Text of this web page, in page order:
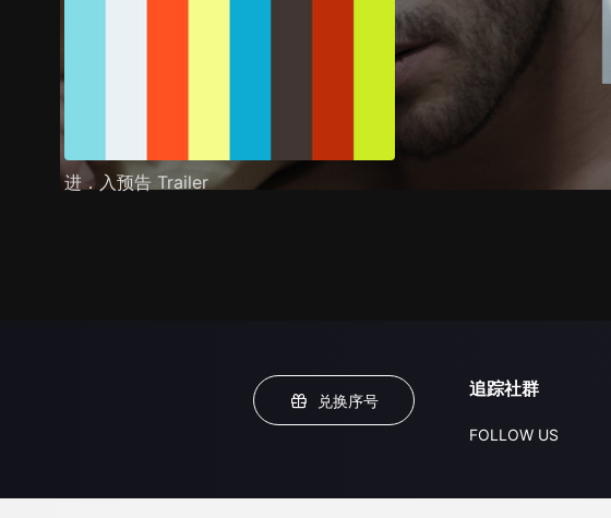
进．入预告 Trailer
兑换序号
追踪社群
FOLLOW US